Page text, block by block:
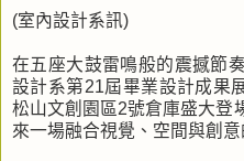
(室內設計系訊)
在五座大鼓雷鳴般的震撼節
設計系第21屆畢業設計成果
松山文創園區2號倉庫盛大登
來一場融合視覺、空間與創意